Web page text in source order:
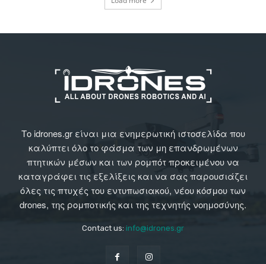
Το idrones.gr είναι μια ενημερωτική ιστοσελίδα που
καλύπτει όλο το φάσμα των μη επανδρωμένων
πτητικών μέσων και των ρομπότ προκειμένου να
καταγράφει τις εξελίξεις και να σας παρουσιάζει
όλες τις πτυχές του εντυπωσιακού, νέου κόσμου των
drones, της ρομποτικής και της τεχνητής νοημοσύνης.
Contact us: info@idrones.gr